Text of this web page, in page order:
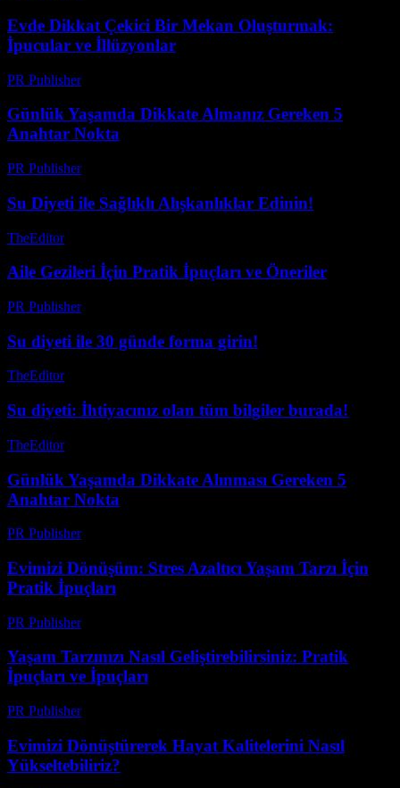
Evde Dikkat Çekici Bir Mekan Oluşturmak:
İpucular ve İllüzyonlar
PR Publisher-
Günlük Yaşamda Dikkate Almanız Gereken 5
Anahtar Nokta
PR Publisher-
Su Diyeti ile Sağlıklı Alışkanlıklar Edinin!
TheEditor-
Aile Gezileri İçin Pratik İpuçları ve Öneriler
PR Publisher-
Su diyeti ile 30 günde forma girin!
TheEditor-
Su diyeti: İhtiyacınız olan tüm bilgiler burada!
TheEditor-
Günlük Yaşamda Dikkate Alınması Gereken 5
Anahtar Nokta
PR Publisher-
Evimizi Dönüşüm: Stres Azaltıcı Yaşam Tarzı İçin
Pratik İpuçları
PR Publisher-
Yaşam Tarzınızı Nasıl Geliştirebilirsiniz: Pratik
İpuçları ve İpuçları
PR Publisher-
Evimizi Dönüştürerek Hayat Kalitelerini Nasıl
Yükseltebiliriz?